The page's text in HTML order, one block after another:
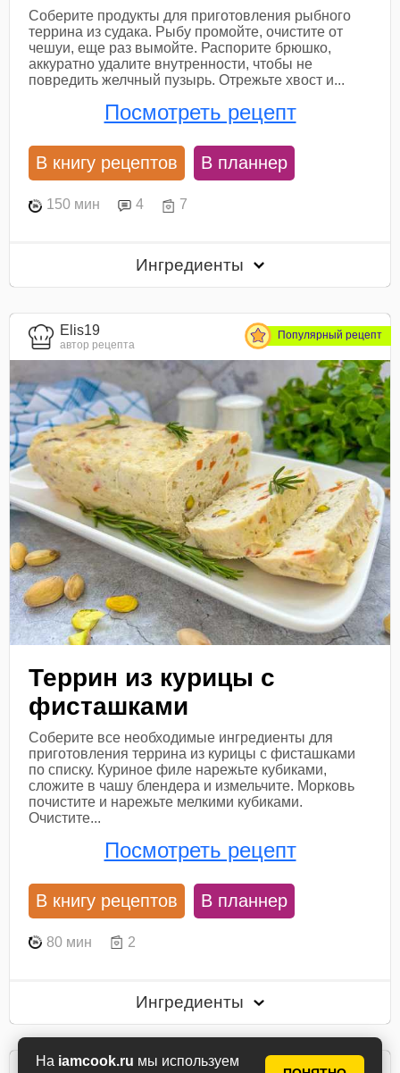
На iamcook.ru мы используем
Соберите продукты для приготовления рыбного
террина из судака. Рыбу промойте, очистите от
чешуи, еще раз вымойте. Распорите брюшко,
аккуратно удалите внутренности, чтобы не
повредить желчный пузырь. Отрежьте хвост и...
Посмотреть рецепт
В книгу рецептов В планнер
150 мин 4 7
Ингредиенты
Elis19
автор рецепта
Популярный рецепт
Террин из курицы с
фисташками
Соберите все необходимые ингредиенты для
приготовления террина из курицы с фисташками
по списку. Куриное филе нарежьте кубиками,
сложите в чашу блендера и измельчите. Морковь
почистите и нарежьте мелкими кубиками.
Очистите...
Посмотреть рецепт
В книгу рецептов В планнер
80 мин 2
Ингредиенты